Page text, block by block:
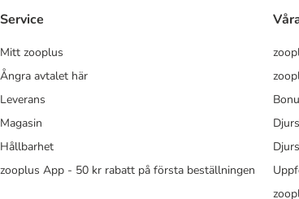
Service
Mitt zooplus
Ångra avtalet här
Leverans
Magasin
Hållbarhet
zooplus App - 50 kr rabatt på första beställningen